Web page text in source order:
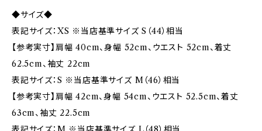
◆サイズ◆
表記サイズ：XS ※当店基準サイズ S（44）相当
【参考実寸】肩幅 40cm、身幅 52cm、ウエスト 52cm、着丈
62.5cm、袖丈 22cm
表記サイズ：S ※当店基準サイズ M（46）相当
【参考実寸】肩幅 42cm、身幅 54cm、ウエスト 52.5cm、着丈
63cm、袖丈 22.5cm